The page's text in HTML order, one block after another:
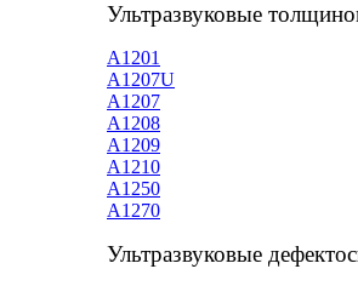
Ультразвуковые
A1201
А1207U
А1207
А1208
А1209
А1210
А1250
А1270
Ультразвуковые